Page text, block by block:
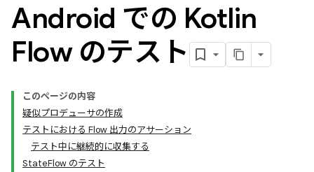
Android での Kotlin
Flow のテスト
このページの内容
疑似プロデューサの作成
テストにおける Flow 出力のアサーション
テスト中に継続的に収集する
StateFlow のテスト